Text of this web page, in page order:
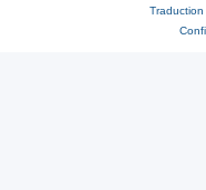
Traduction